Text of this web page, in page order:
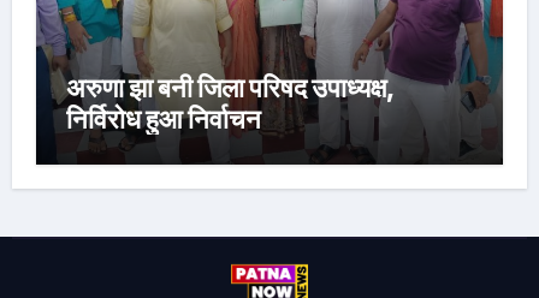
अरुणा झा बनी जिला परिषद उपाध्यक्ष,
निर्विरोध हुआ निर्वाचन